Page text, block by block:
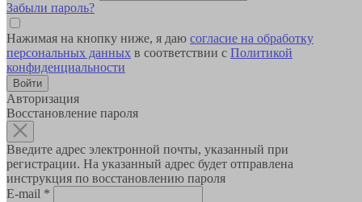
Забыли пароль?
Нажимая на кнопку ниже, я даю согласие на обработку
персональных данных в соответствии с Политикой
конфиденциальности
Авторизация
Восстановление пароля
Введите адрес электронной почты, указанный при
регистрации. На указанный адрес будет отправлена
инструкция по восстановлению пароля
E-mail *